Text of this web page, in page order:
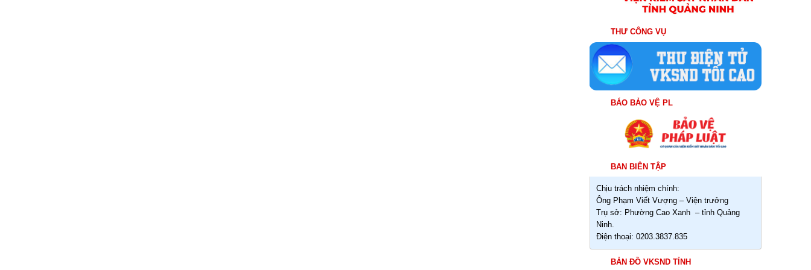
THƯ CÔNG VỤ
BÁO BẢO VỆ PL
BAN BIÊN TẬP
Chịu trách nhiệm chính:
Ông Phạm Viết Vượng – Viện trưởng
Trụ sở: Phường Cao Xanh – tỉnh Quảng
Ninh.
Điện thoại: 0203.3837.835
BẢN ĐỒ VKSND TỈNH